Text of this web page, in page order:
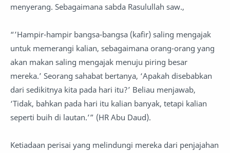
menyerang. Sebagaimana sabda Rasulullah saw.,
“’Hampir-hampir bangsa-bangsa (kafir) saling mengajak
untuk memerangi kalian, sebagaimana orang-orang yang
akan makan saling mengajak menuju piring besar
mereka.’ Seorang sahabat bertanya, ‘Apakah disebabkan
dari sedikitnya kita pada hari itu?’ Beliau menjawab,
‘Tidak, bahkan pada hari itu kalian banyak, tetapi kalian
seperti buih di lautan.’” (HR Abu Daud).
Ketiadaan perisai yang melindungi mereka dari penjajahan